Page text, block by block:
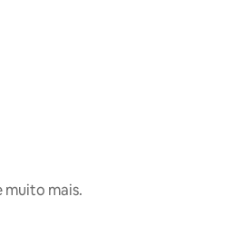
muito mais.